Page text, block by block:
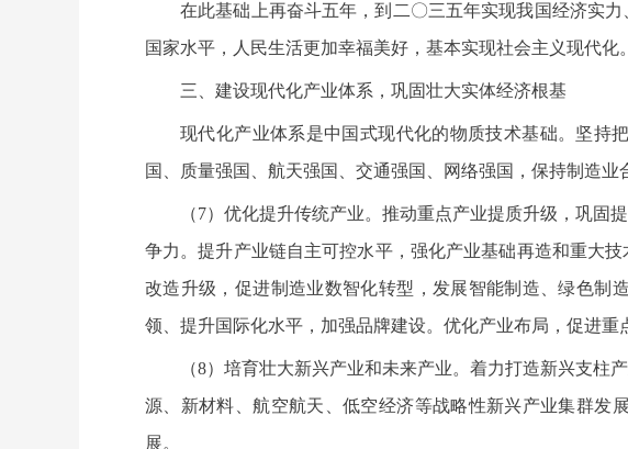
在此基础上再奋斗五年，到二〇三五年实现我国经济实
国家水平，人民生活更加幸福美好，基本实现社会主义现代化。
三、建设现代化产业体系，巩固壮大实体经济根基
现代化产业体系是中国式现代化的物质技术基础。坚持
国、质量强国、航天强国、交通强国、网络强国，保持制造
（7）优化提升传统产业。推动重点产业提质升级，巩
争力。提升产业链自主可控水平，强化产业基础再造和重大
改造升级，促进制造业数智化转型，发展智能制造、绿色制
领、提升国际化水平，加强品牌建设。优化产业布局，促进重
（8）培育壮大新兴产业和未来产业。着力打造新兴支
源、新材料、航空航天、低空经济等战略性新兴产业集群发
展。